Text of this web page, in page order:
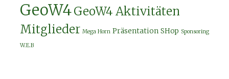
GeoW4GeoW4 Aktivitäten
Mitglieder Mega Horn Präsentation SHop Sponsoring
W.E.B